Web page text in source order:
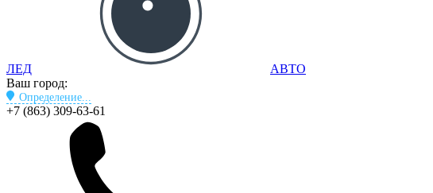
ЛЕД
АВТО
Ваш город:
Определение...
+7 (863) 309-63-61